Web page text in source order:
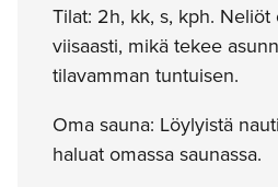
Tilat: 2h, kk, s, kph.
viisaasti, mikä tekee
tilavamman tuntuisen.
Oma sauna: Löylyistä
haluat omassa saunassa.